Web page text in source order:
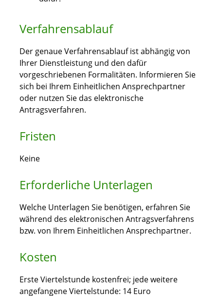
Verfahrensablauf
Der genaue Verfahrensablauf ist abhängig von
Ihrer Dienstleistung und den dafür
vorgeschriebenen Formalitäten. Informieren Sie
sich bei Ihrem Einheitlichen Ansprechpartner
oder nutzen Sie das elektronische
Antragsverfahren.
Fristen
Keine
Erforderliche Unterlagen
Welche Unterlagen Sie benötigen, erfahren Sie
während des elektronischen Antragsverfahrens
bzw. von Ihrem Einheitlichen Ansprechpartner.
Kosten
Erste Viertelstunde kostenfrei; jede weitere
angefangene Viertelstunde: 14 Euro